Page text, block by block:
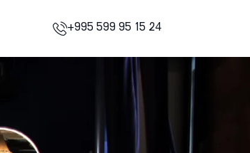
+995 599 95 15 24